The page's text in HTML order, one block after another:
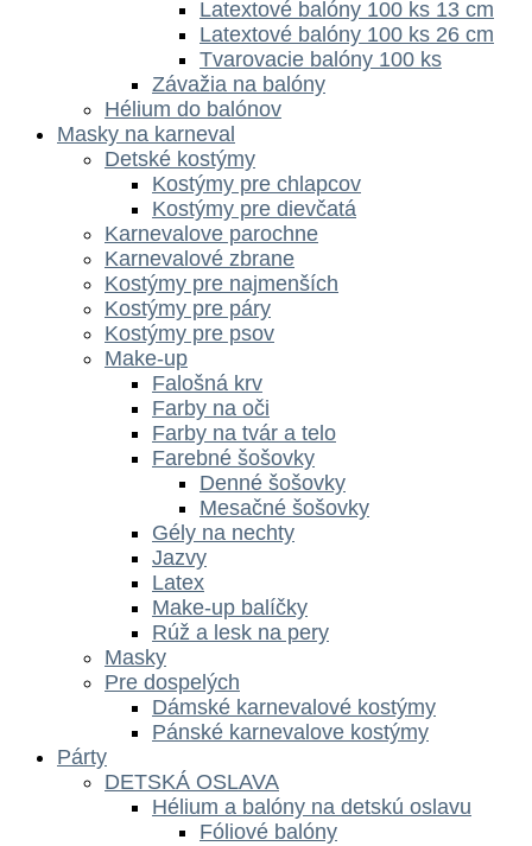
Latextové balóny 100 ks 13 cm
Latextové balóny 100 ks 26 cm
Tvarovacie balóny 100 ks
Závažia na balóny
Hélium do balónov
Masky na karneval
Detské kostýmy
Kostýmy pre chlapcov
Kostýmy pre dievčatá
Karnevalove parochne
Karnevalové zbrane
Kostýmy pre najmenších
Kostýmy pre páry
Kostýmy pre psov
Make-up
Falošná krv
Farby na oči
Farby na tvár a telo
Farebné šošovky
Denné šošovky
Mesačné šošovky
Gély na nechty
Jazvy
Latex
Make-up balíčky
Rúž a lesk na pery
Masky
Pre dospelých
Dámské karnevalové kostýmy
Pánské karnevalove kostýmy
Párty
DETSKÁ OSLAVA
Hélium a balóny na detskú oslavu
Fóliové balóny